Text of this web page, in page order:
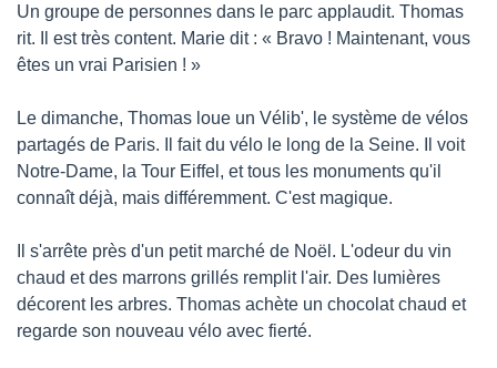
Un groupe de personnes dans le parc applaudit. Thomas
rit. Il est très content. Marie dit : « Bravo ! Maintenant, vous
êtes un vrai Parisien ! »
Le dimanche, Thomas loue un Vélib', le système de vélos
partagés de Paris. Il fait du vélo le long de la Seine. Il voit
Notre-Dame, la Tour Eiffel, et tous les monuments qu'il
connaît déjà, mais différemment. C'est magique.
Il s'arrête près d'un petit marché de Noël. L'odeur du vin
chaud et des marrons grillés remplit l'air. Des lumières
décorent les arbres. Thomas achète un chocolat chaud et
regarde son nouveau vélo avec fierté.